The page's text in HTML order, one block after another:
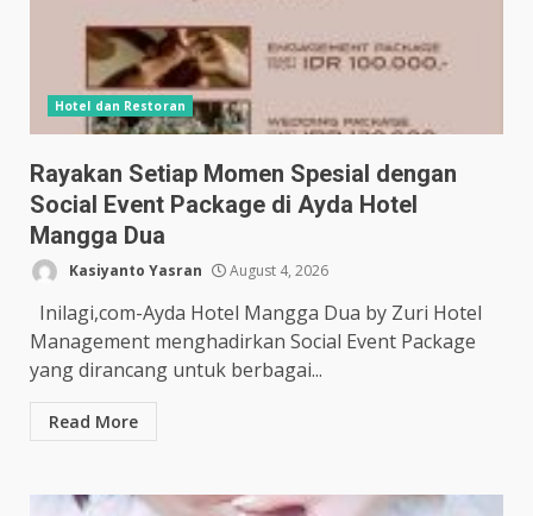
Hotel dan Restoran
Rayakan Setiap Momen Spesial dengan
Social Event Package di Ayda Hotel
Mangga Dua
Kasiyanto Yasran August 4, 2026
Inilagi,com-Ayda Hotel Mangga Dua by Zuri Hotel
Management menghadirkan Social Event Package
yang dirancang untuk berbagai...
Read More